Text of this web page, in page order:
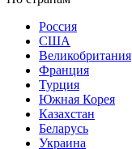
Россия
США
Великобритания
Франция
Турция
Южная Корея
Казахстан
Беларусь
Украина